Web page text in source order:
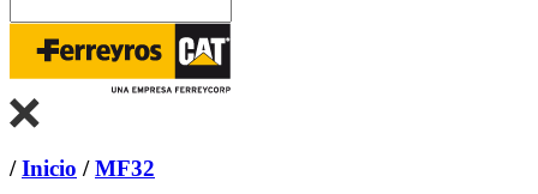
/Inicio /MF32